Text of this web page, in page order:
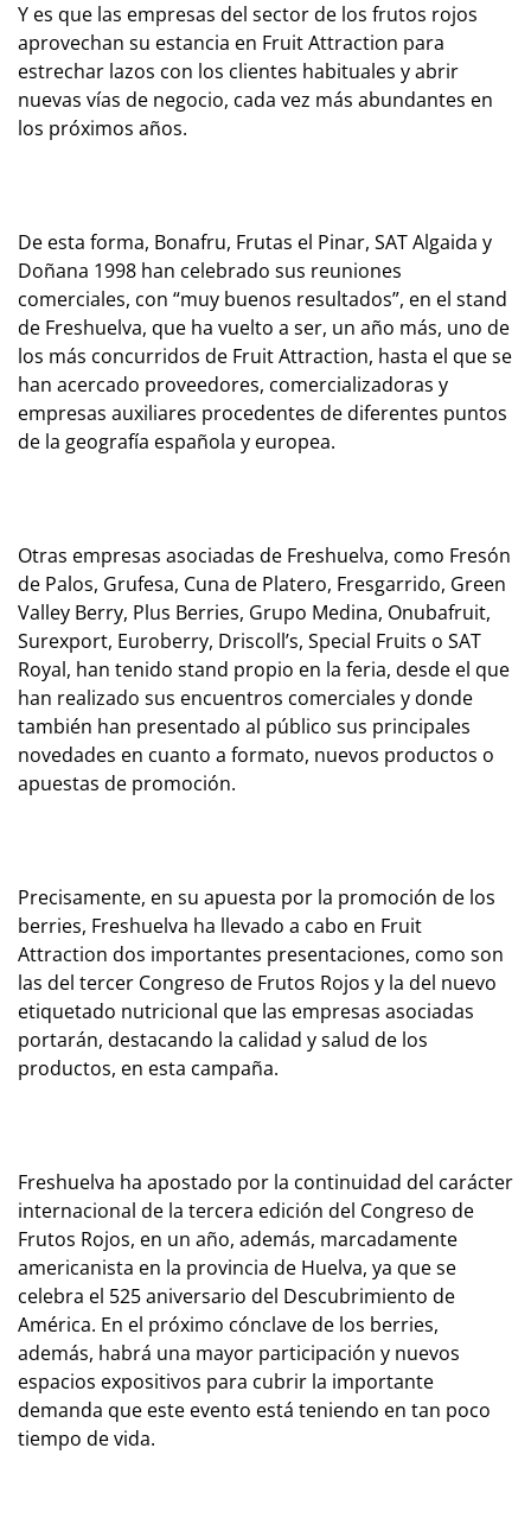
Y es que las empresas del sector de los frutos rojos
aprovechan su estancia en Fruit Attraction para
estrechar lazos con los clientes habituales y abrir
nuevas vías de negocio, cada vez más abundantes en
los próximos años.
De esta forma, Bonafru, Frutas el Pinar, SAT Algaida y
Doñana 1998 han celebrado sus reuniones
comerciales, con “muy buenos resultados”, en el stand
de Freshuelva, que ha vuelto a ser, un año más, uno de
los más concurridos de Fruit Attraction, hasta el que se
han acercado proveedores, comercializadoras y
empresas auxiliares procedentes de diferentes puntos
de la geografía española y europea.
Otras empresas asociadas de Freshuelva, como Fresón
de Palos, Grufesa, Cuna de Platero, Fresgarrido, Green
Valley Berry, Plus Berries, Grupo Medina, Onubafruit,
Surexport, Euroberry, Driscoll’s, Special Fruits o SAT
Royal, han tenido stand propio en la feria, desde el que
han realizado sus encuentros comerciales y donde
también han presentado al público sus principales
novedades en cuanto a formato, nuevos productos o
apuestas de promoción.
Precisamente, en su apuesta por la promoción de los
berries, Freshuelva ha llevado a cabo en Fruit
Attraction dos importantes presentaciones, como son
las del tercer Congreso de Frutos Rojos y la del nuevo
etiquetado nutricional que las empresas asociadas
portarán, destacando la calidad y salud de los
productos, en esta campaña.
Freshuelva ha apostado por la continuidad del carácter
internacional de la tercera edición del Congreso de
Frutos Rojos, en un año, además, marcadamente
americanista en la provincia de Huelva, ya que se
celebra el 525 aniversario del Descubrimiento de
América. En el próximo cónclave de los berries,
además, habrá una mayor participación y nuevos
espacios expositivos para cubrir la importante
demanda que este evento está teniendo en tan poco
tiempo de vida.